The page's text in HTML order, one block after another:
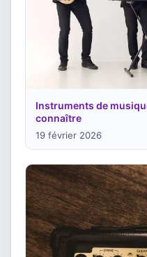
Instruments de
connaître
19 février 2026